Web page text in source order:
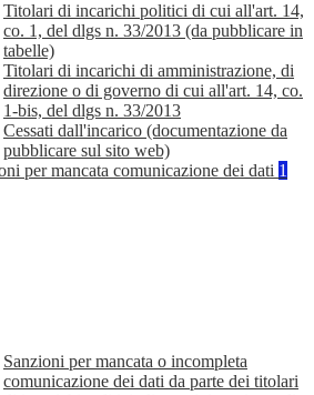
Titolari di incarichi politici di cui all'art. 14,
co. 1, del dlgs n. 33/2013 (da pubblicare in
tabelle)
Titolari di incarichi di amministrazione, di
direzione o di governo di cui all'art. 14, co.
1-bis, del dlgs n. 33/2013
Cessati dall'incarico (documentazione da
pubblicare sul sito web)
per mancata comunicazione dei dati 1
Sanzioni per mancata o incompleta
comunicazione dei dati da parte dei titolari